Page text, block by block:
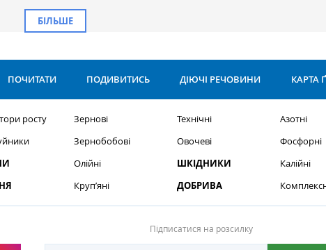
БІЛЬШЕ
ПОЧИТАТИ ПОДИВИТИСЬ ДІЮЧІ РЕЧОВИНИ КАРТА
росту
Зернові
Зернобобові
Олійні
Круп’яні
Технічні
Овочеві
ШКІДНИКИ
ДОБРИВА
Азотні
Фосфорні
Калійні
Підписатися на розсилку